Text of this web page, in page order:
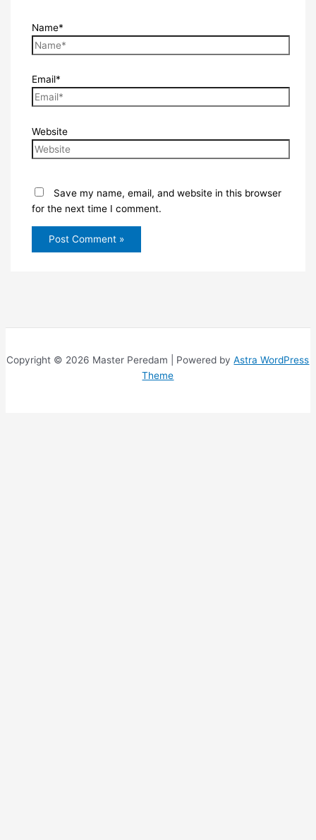
Name*
Email*
Website
Save my name, email, and website in this browser
for the next time I comment.
Copyright © 2026 Master Peredam | Powered byAstra WordPress
Theme